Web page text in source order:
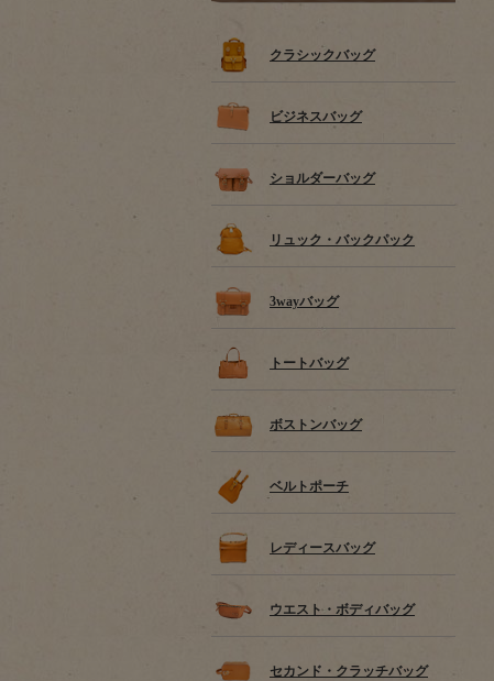
クラシックバッグ
ビジネスバッグ
ショルダーバッグ
リュック・バックパック
3wayバッグ
トートバッグ
ボストンバッグ
ベルトポーチ
レディースバッグ
ウエスト・ボディバッグ
セカンド・クラッチバッグ